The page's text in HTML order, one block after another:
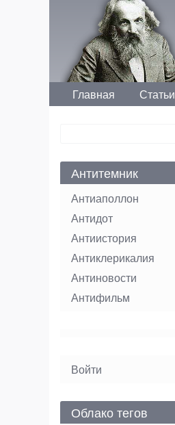
Main menu
Главная Статьи
Антитемник
Антиаполлон
Антидот
Антиистория
Антиклерикалия
Антиновости
Антифильм
User
Войти
Облако тегов